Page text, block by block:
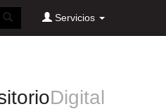
Servicios
Digital